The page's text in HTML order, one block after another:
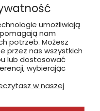
zobacz, jak dojechać
umożliwiają
nam
potrzeb. Możesz
przez nas wszystkich
lub dostosować
wybierając
w naszej